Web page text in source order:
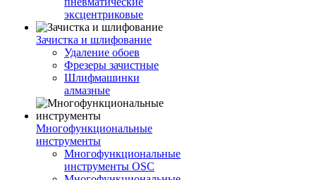
эксцентриковые
Зачистка и шлифование
Удаление обоев
Фрезеры зачистные
Шлифмашинки
алмазные
Многофункциональные
инструменты
Многофункциональные
инструменты OSC